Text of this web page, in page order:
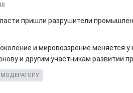
пришли разрушители
и мировоззрение меняется у
и другим участникам развитии